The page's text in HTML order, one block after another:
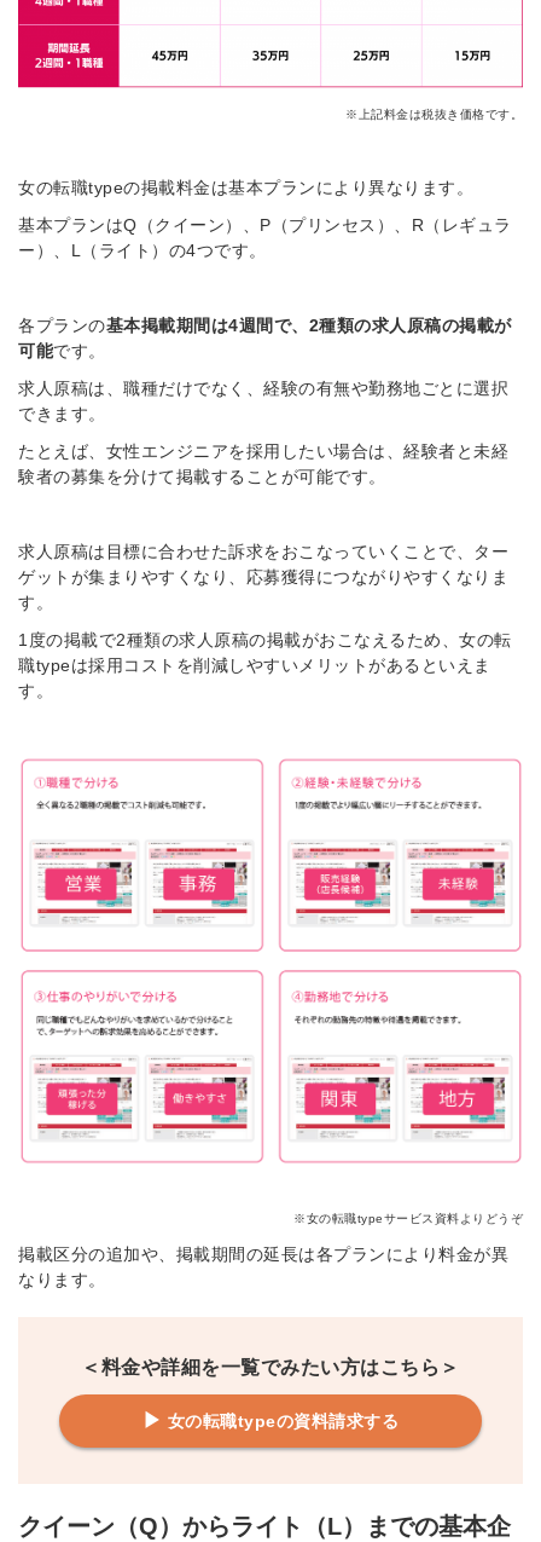
※上記料金は税抜き価格です。
女の転職typeの掲載料金は基本プランにより異なります。
基本プランはQ（クイーン）、P（プリンセス）、R（レギュラ
ー）、L（ライト）の4つです。
各プランの基本掲載期間は4週間で、2種類の求人原稿の掲載が
可能です。
求人原稿は、職種だけでなく、経験の有無や勤務地ごとに選択
できます。
たとえば、女性エンジニアを採用したい場合は、経験者と未経
験者の募集を分けて掲載することが可能です。
求人原稿は目標に合わせた訴求をおこなっていくことで、ター
ゲットが集まりやすくなり、応募獲得につながりやすくなりま
す。
1度の掲載で2種類の求人原稿の掲載がおこなえるため、女の転
職typeは採用コストを削減しやすいメリットがあるといえま
す。
※女の転職typeサービス資料よりどうぞ
掲載区分の追加や、掲載期間の延長は各プランにより料金が異
なります。
＜料金や詳細を一覧でみたい方はこちら＞
▶︎ 女の転職typeの資料請求する
クイーン（Q）からライト（L）までの基本企